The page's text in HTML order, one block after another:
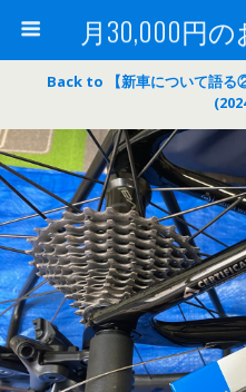
Back to 【新車について語る②